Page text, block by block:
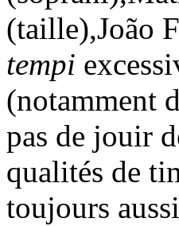
(taille),João
tempi
(notamment
pas de jouir
qualités de
toujours